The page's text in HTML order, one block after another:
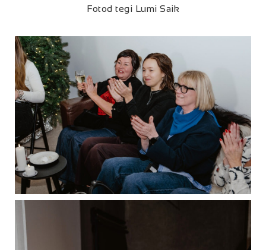
Fotod tegi Lumi Saik